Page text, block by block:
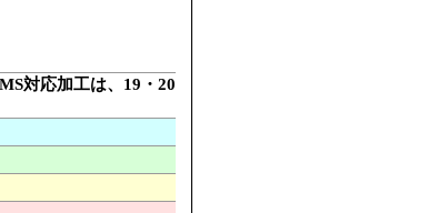
対応加工は、19・20